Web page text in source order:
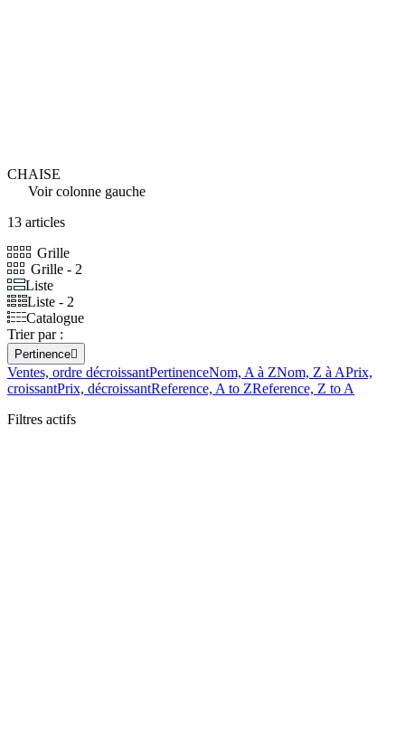
CHAISE
Voir colonne gauche
13 articles
Grille
Grille - 2
Liste
Liste - 2
Catalogue
Trier par :
Pertinence
Ventes, ordre décroissantPertinenceNom, A à ZNom, Z à APrix,
croissantPrix, décroissantReference, A to ZReference, Z to A
Filtres actifs